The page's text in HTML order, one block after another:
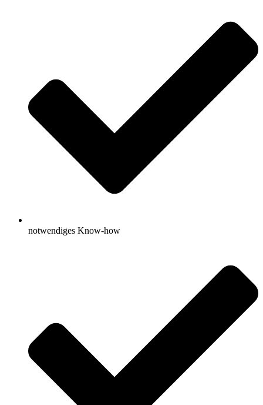
notwendiges Know-how